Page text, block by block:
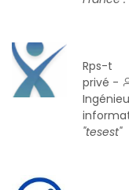
Rps-t
privé -
"tesest"